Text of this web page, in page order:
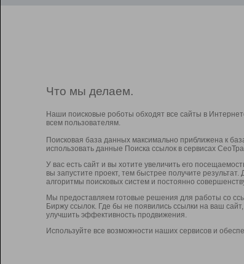
Что мы делаем.
Наши поисковые роботы обходят все сайты в
всем пользователям.
Поисковая база данных максимально приближена к
использовать данные Поиска ссылок в сервисах
У вас есть сайт и вы хотите увеличить его
вы запустите проект, тем быстрее получите
алгоритмы поисковых систем и постоянно
Мы предоставляем готовые решения для работы со
Биржу ссылок. Где бы не появились ссылки на ваш
улучшить эффективность продвижения.
Используйте все возможности наших сервисов и